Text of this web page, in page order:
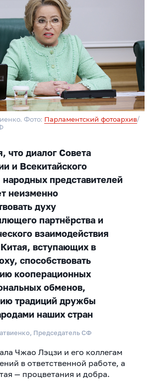
Фото: Парламентский фотоархив/
что диалог Совета
и Всекитайского
народных представителей
неизменно
духу
партнёрства и
взаимодействия
вступающих в
способствовать
кооперационных
обменов,
традиций дружбы
наших стран
Председатель СФ
Чжао Лэцзи и его коллегам
в ответственной работе, а
— процветания и добра.